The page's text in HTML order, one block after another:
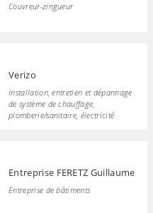
Couvreur-zingueur
Verizo
Installation, entretien et dépannage
de système de chauffage,
plomberie/sanitaire, électricité
Entreprise FERETZ Guillaume
Entreprise de bâtiments